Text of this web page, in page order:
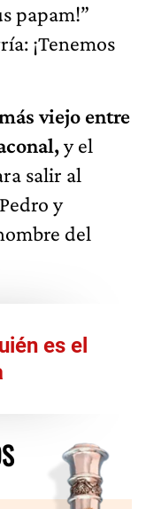
papam!”
¡Tenemos
viejo entre
y el
salir al
y
del
es el